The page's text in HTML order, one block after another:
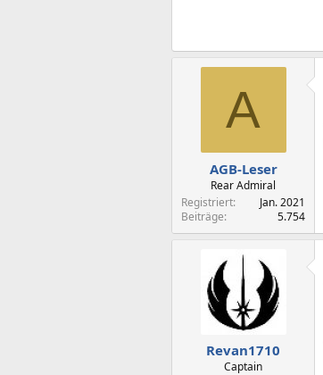
A
AGB-Leser
Rear Admiral
Registriert
Jan. 2021
Beiträge
5.754
Revan1710
Captain